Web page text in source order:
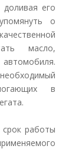
его
о
масло,
в
срок работы